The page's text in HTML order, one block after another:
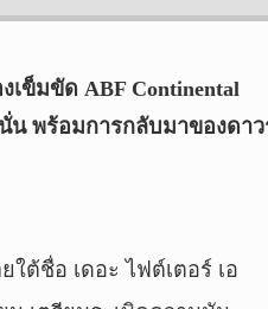
ข็มขัด ABF Continental
พร้อมการกลับมาของดาว
ต้ชื่อ เดอะ ไฟต์เตอร์ เอ